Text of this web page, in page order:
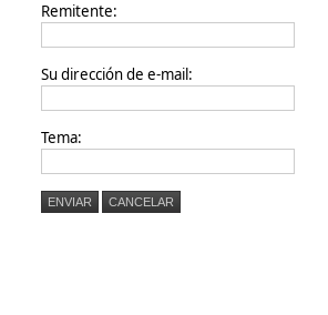
Remitente:
Su dirección de e-mail:
Tema:
ENVIAR CANCELAR